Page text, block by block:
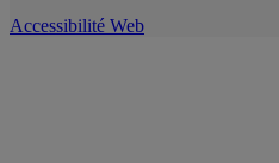
Accessibilité Web